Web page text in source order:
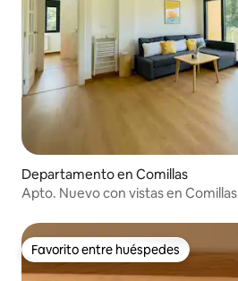
Departamento en Comillas
Apto. Nuevo con vistas en Comillas
Favorito entre huéspedes
Favorito entre huéspedes